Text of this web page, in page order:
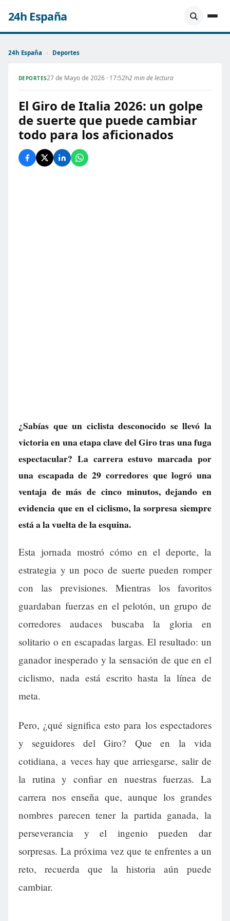
24h España
24h España › Deportes
DEPORTES27 de Mayo de 2026 · 17:52h2 min de lectura
El Giro de Italia 2026: un golpe
de suerte que puede cambiar
todo para los aficionados
¿Sabías que un ciclista desconocido se llevó la
victoria en una etapa clave del Giro tras una fuga
espectacular? La carrera estuvo marcada por
una escapada de 29 corredores que logró una
ventaja de más de cinco minutos, dejando en
evidencia que en el ciclismo, la sorpresa siempre
está a la vuelta de la esquina.
Esta jornada mostró cómo en el deporte, la
estrategia y un poco de suerte pueden romper
con las previsiones. Mientras los favoritos
guardaban fuerzas en el pelotón, un grupo de
corredores audaces buscaba la gloria en
solitario o en escapadas largas. El resultado: un
ganador inesperado y la sensación de que en el
ciclismo, nada está escrito hasta la línea de
meta.
Pero, ¿qué significa esto para los espectadores
y seguidores del Giro? Que en la vida
cotidiana, a veces hay que arriesgarse, salir de
la rutina y confiar en nuestras fuerzas. La
carrera nos enseña que, aunque los grandes
nombres parecen tener la partida ganada, la
perseverancia y el ingenio pueden dar
sorpresas. La próxima vez que te enfrentes a un
reto, recuerda que la historia aún puede
cambiar.